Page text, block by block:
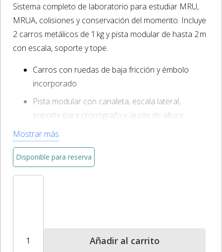
Sistema completo de laboratorio para estudiar MRU,
MRUA, colisiones y conservación del momento. Incluye
2 carros metálicos de 1 kg y pista modular de hasta 2 m
con escala, soporte y tope.
Carros con ruedas de baja fricción y émbolo
incorporado
Pista modular con canaleta, escala lateral,
soporte para cronógrafo y ajuste de altura
Compatible con sensores de fuerza, cinta de
chispa, unidad de inercia y más
Calidad profesional, ideal para educación media,
superior y técnica
Mostrar más
Disponible para reserva
Añadir al carrito